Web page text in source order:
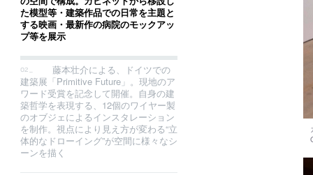
た模型等・建築作品での日常を主題と
する映画・最新作の病院のモックアッ
プ等を展示
藤本壮介による、ドイツでの
建築展「Primitive Future」。現地のア
ワード受賞を記念して開催。自身の建
築哲学を表現する、12個のワイヤー製
のオブジェによるインスタレーション
を制作。視点により見え方が変わる“立
体的なドローイング”が空間に様々なシ
ーンを描く